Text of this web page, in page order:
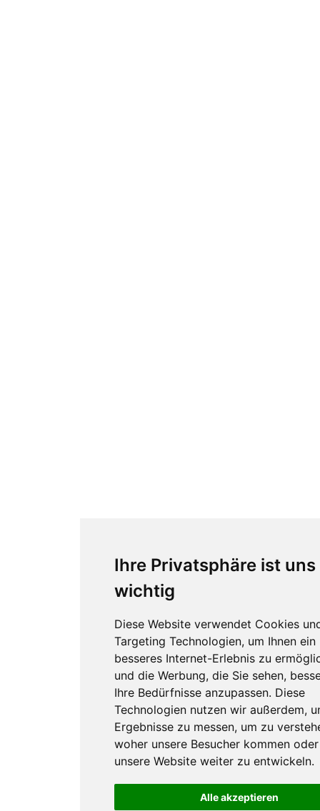
Ihre Privatsphäre ist uns
wichtig
Diese Website verwendet Cookies
Targeting Technologien, um Ihnen ein
besseres Internet-Erlebnis zu
und die Werbung, die Sie sehen,
Ihre Bedürfnisse anzupassen. Diese
Technologien nutzen wir außerdem,
Ergebnisse zu messen, um zu
woher unsere Besucher kommen
unsere Website weiter zu entwickeln.
Alle akzeptieren